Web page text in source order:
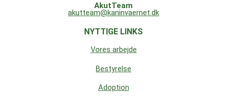
AkutTeam
akutteam@kaninvaernet.dk
NYTTIGE LINKS
Vores arbejde
Bestyrelse
Adoption